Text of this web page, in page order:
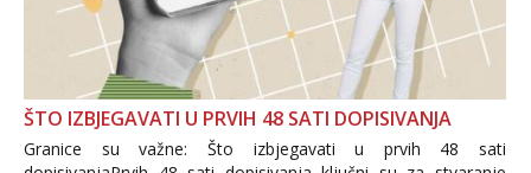
ŠTO IZBJEGAVATI U PRVIH 48 SATI DOPISIVANJA
Granice su važne: Što izbjegavati u prvih 48 sati